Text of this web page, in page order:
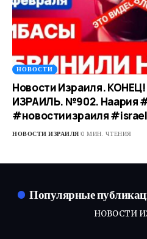
НОВОСТИ
Новости Израиля.
ИЗРАИЛЬ. №902. Наария
#новостиизраиля
НОВОСТИ ИЗРАИЛЯ 0 МИН. ЧТЕНИЯ
Популярные
НОВОСТИ